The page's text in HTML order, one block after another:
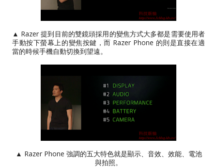
▲ Razer 提到目前的雙鏡頭採用的變焦方式大多都是需要使用者
手動按下螢幕上的變焦按鍵，而 Razer Phone 的則是直接在適
當的時候手機自動切換到望遠。
▲ Razer Phone 強調的五大特色就是顯示、音效、效能、電池
與拍照。